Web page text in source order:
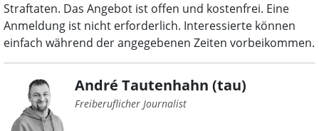
Straftaten. Das Angebot ist offen und kostenfrei. Eine
Anmeldung ist nicht erforderlich. Interessierte können
einfach während der angegebenen Zeiten vorbeikommen.
André Tautenhahn (tau)
Freiberuflicher Journalist